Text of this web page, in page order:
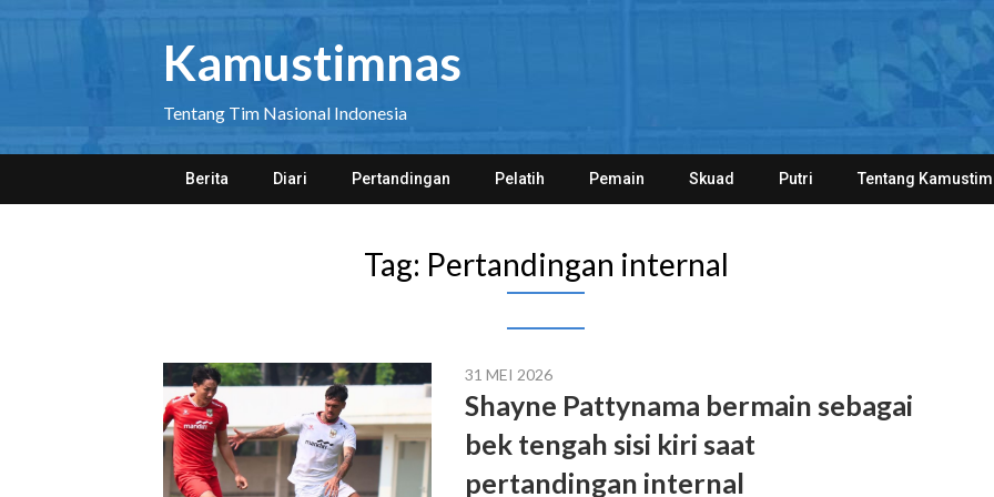
Kamustimnas
Tentang Tim Nasional Indonesia
Berita Diari Pertandingan Pelatih Pemain Skuad Putri Tentang
Tag: Pertandingan internal
31 MEI 2026
Shayne Pattynama bermain sebagai
bek tengah sisi kiri saat
pertandingan internal